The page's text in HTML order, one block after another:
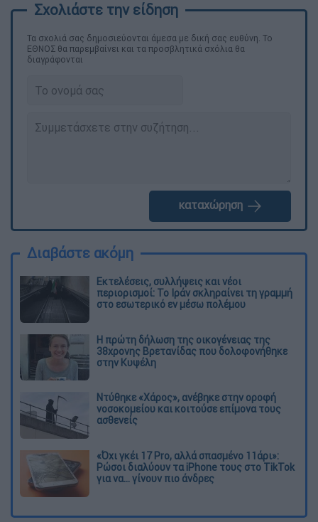
Τα σχολιά σας δημοσιεύονται άμεσα με δική σας ευθύνη. Το
ΕΘΝΟΣ θα παρεμβαίνει και τα προσβλητικά σχόλια θα
διαγράφονται
καταχώρηση
Διαβάστε ακόμη
Εκτελέσεις, συλλήψεις και νέοι
περιορισμοί: Το Ιράν σκληραίνει τη γραμμή
στο εσωτερικό εν μέσω πολέμου
Η πρώτη δήλωση της οικογένειας της
38χρονης Βρετανίδας που δολοφονήθηκε
στην Κυψέλη
Ντύθηκε «Χάρος», ανέβηκε στην οροφή
νοσοκομείου και κοιτούσε επίμονα τους
ασθενείς
«Όχι γκέι 17 Pro, αλλά σπασμένο 11άρι»:
Ρώσοι διαλύουν τα iPhone τους στο TikTok
για να... γίνουν πιο άνδρες